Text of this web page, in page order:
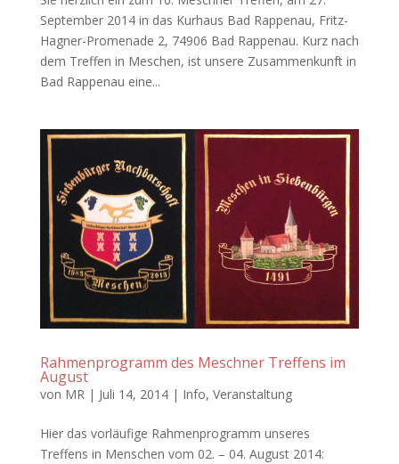
September 2014 in das Kurhaus Bad Rappenau, Fritz-
Hagner-Promenade 2, 74906 Bad Rappenau. Kurz nach
dem Treffen in Meschen, ist unsere Zusammenkunft in
Bad Rappenau eine...
Rahmenprogramm des Meschner Treffens im
August
von MR| Juli 14, 2014| Info, Veranstaltung
Hier das vorläufige Rahmenprogramm unseres
Treffens in Menschen vom 02. – 04. August 2014: